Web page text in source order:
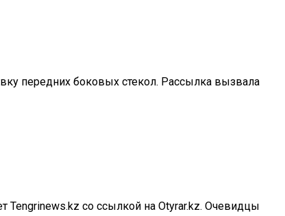
передних боковых стекол. Рассылка вызвала
Tengrinews.kz со ссылкой на Otyrar.kz. Очевидцы